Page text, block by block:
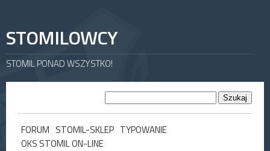
STOMILOWCY
STOMIL PONAD WSZYSTKO!
FORUM STOMIL-SKLEP TYPOWANIE
OKS STOMIL ON-LINE